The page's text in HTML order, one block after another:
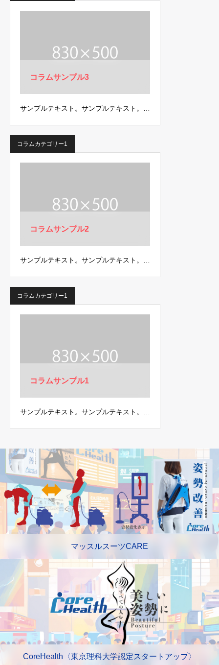
コラムサンプル3
サンプルテキスト。サンプルテキスト。…
コラムカテゴリー1
コラムサンプル2
サンプルテキスト。サンプルテキスト。…
コラムカテゴリー1
コラムサンプル1
サンプルテキスト。サンプルテキスト。…
マッスルスーツCARE
CoreHealth〈東京理科大学認定スタートアップ〉